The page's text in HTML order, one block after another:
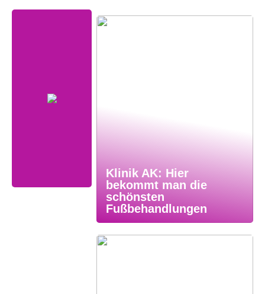
Klinik AK: Hier
bekommt man die
schönsten
Fußbehandlungen